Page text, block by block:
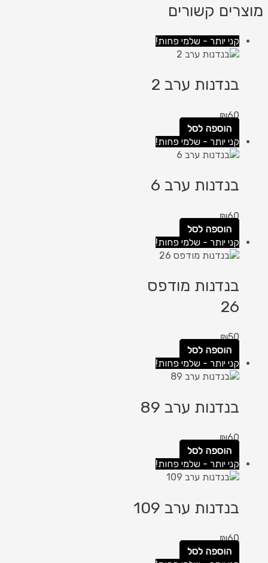
מוצרים קשורים
קני יותר - שלמי פחות!
בנדנות ערב 2
₪60
הוספה לסל
קני יותר - שלמי פחות!
בנדנות ערב 6
₪60
הוספה לסל
קני יותר - שלמי פחות!
בנדנות מודפס
26
₪50
הוספה לסל
קני יותר - שלמי פחות!
בנדנות ערב 89
₪60
הוספה לסל
קני יותר - שלמי פחות!
בנדנות ערב 109
₪60
הוספה לסל